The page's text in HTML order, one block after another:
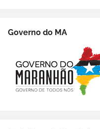
Governo do MA